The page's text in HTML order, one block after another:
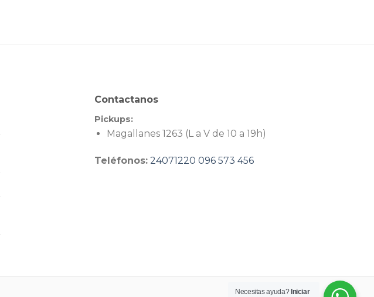
Contactanos
Pickups:
Magallanes 1263 (L a V de 10 a 19h)
Teléfonos: 24071220 096 573 456
Necesitas ayuda? Iniciar